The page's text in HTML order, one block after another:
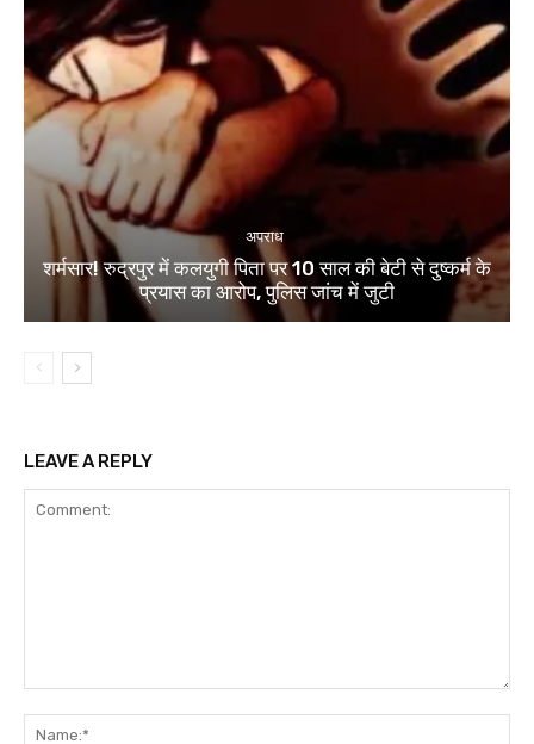
अपराध
शर्मसार! रुद्रपुर में कलयुगी पिता पर 10 साल की बेटी से दुष्कर्म के
प्रयास का आरोप, पुलिस जांच में जुटी
LEAVE A REPLY